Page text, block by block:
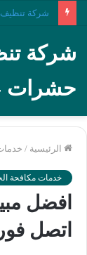
شركة تنظيف
شركة
حشرات -
الرئيسية /
خدمات مكافحة
افضل
اتصل فورا